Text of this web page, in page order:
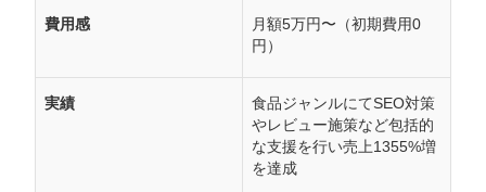
費用感
月額5万円〜（初期費用0
円）
実績
食品ジャンルにてSEO対策
やレビュー施策など包括的
な支援を行い売上1355%増
を達成